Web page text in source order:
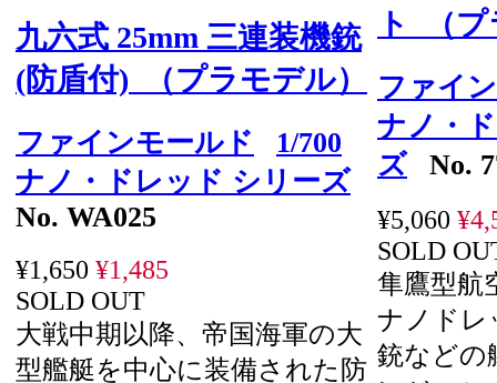
九六式 25mm 三連装機銃
(防盾付) （プラモデル）
ファインモールド
1/700
ナノ・ドレッド シリーズ
No. WA025
¥1,650 ¥1,485
SOLD OUT
大戦中期以降、帝国海軍の大
型艦艇を中心に装備された防
ト （
ファイ
ナノ・
ズNo.
¥5,060
SOLD
隼鷹型航
ナノドレ
銃などの